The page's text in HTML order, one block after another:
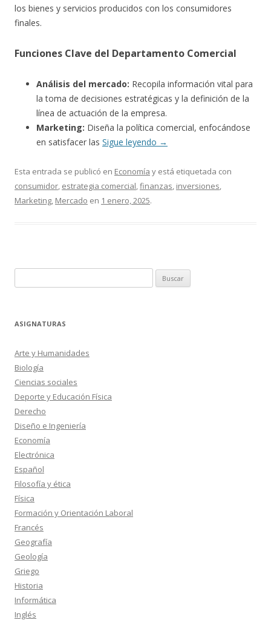
los bienes y servicios producidos con los consumidores
finales.
Funciones Clave del Departamento Comercial
Análisis del mercado: Recopila información vital para
la toma de decisiones estratégicas y la definición de la
línea de actuación de la empresa.
Marketing: Diseña la política comercial, enfocándose
en satisfacer las Sigue leyendo →
Esta entrada se publicó en Economía y está etiquetada con
consumidor, estrategia comercial,finanzas, inversiones,
Marketing, Mercado en 1 enero, 2025.
ASIGNATURAS
Arte y Humanidades
Biología
Ciencias sociales
Deporte y Educación Física
Derecho
Diseño e Ingeniería
Economía
Electrónica
Español
Filosofía y ética
Física
Formación y Orientación Laboral
Francés
Geografía
Geología
Griego
Historia
Informática
Inglés